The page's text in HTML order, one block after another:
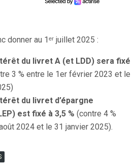
donner au 1ᵉʳ juillet 2025 :
du livret A (et LDD) sera fixé
3 % entre le 1er février 2023 et le
du livret d’épargne
est fixé à 3,5 % (contre 4 %
2024 et le 31 janvier 2025).